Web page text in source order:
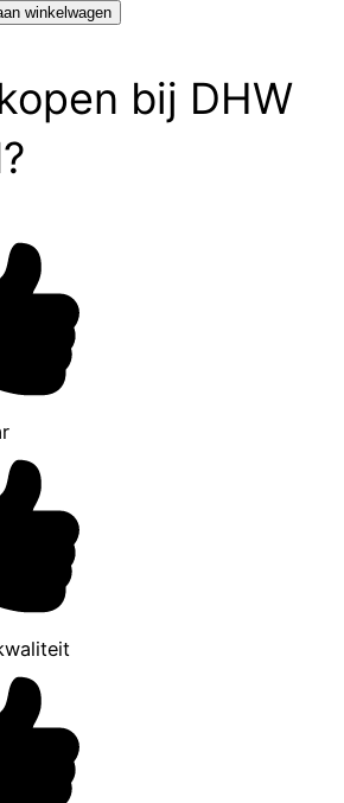
winkelwagen
bij DHW